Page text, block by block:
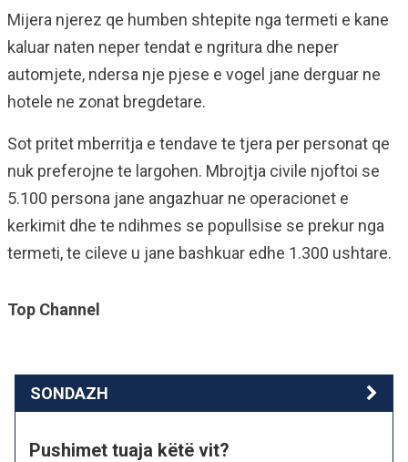
Mijera njerez qe humben shtepite nga termeti e kane
kaluar naten neper tendat e ngritura dhe neper
automjete, ndersa nje pjese e vogel jane derguar ne
hotele ne zonat bregdetare.
Sot pritet mberritja e tendave te tjera per personat qe
nuk preferojne te largohen. Mbrojtja civile njoftoi se
5.100 persona jane angazhuar ne operacionet e
kerkimit dhe te ndihmes se popullsise se prekur nga
termeti, te cileve u jane bashkuar edhe 1.300 ushtare.
Top Channel
SONDAZH
Pushimet tuaja këtë vit?